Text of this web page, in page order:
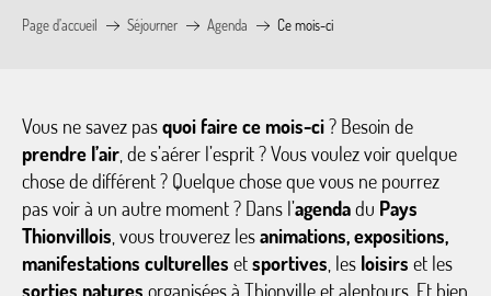
Page d’accueil Séjourner Agenda Ce mois-ci
Vous ne savez pasquoi faire ce mois-ci? Besoin de
prendre l’air , de s’aérer l’esprit ? Vous voulez voir quelque
chose de différent ? Quelque chose que vous ne pourrez
pas voir à un autre moment ? Dans l’agendadu Pays
Thionvillois , vous trouverez lesanimations, expositions,
manifestations culturelles etsportives , les loisirs et les
sorties natures organisées à Thionville et alentours. Et bien